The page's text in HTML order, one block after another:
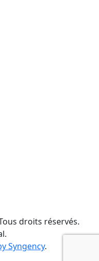
droits réservés.
Syngency.